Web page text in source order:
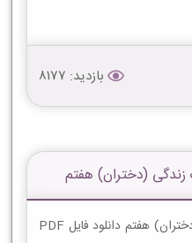
بازدید: 8177
زندگی (دختران) هفتم
دانلود کتاب تفکر و سبک زندگی (دختران) هفتم دانلود فایل PDF